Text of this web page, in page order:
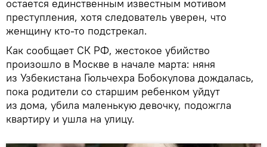
остается единственным известным мотивом
преступления, хотя следователь уверен, что
женщину кто-то подстрекал.
Как сообщает СК РФ, жестокое убийство
произошло в Москве в начале марта: няня
из Узбекистана Гюльчехра Бобокулова дождалась,
пока родители со старшим ребенком уйдут
из дома, убила маленькую девочку, подожгла
квартиру и ушла на улицу.